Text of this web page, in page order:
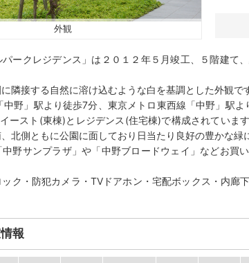
外観
パークレジデンス」は２０１２年５月竣工、５階建て
隣接する自然に溶け込むような白を基調とした外観で
中野」駅より徒歩7分、東京メトロ東西線「中野」駅
ースト(東棟)とレジデンス(住宅棟)で構成されていま
北側ともに公園に面しており日当たり良好の豊かな緑
野サンプラザ」や「中野ブロードウェイ」などお買
ク・防犯カメラ・TVドアホン・宅配ボックス・内廊
報